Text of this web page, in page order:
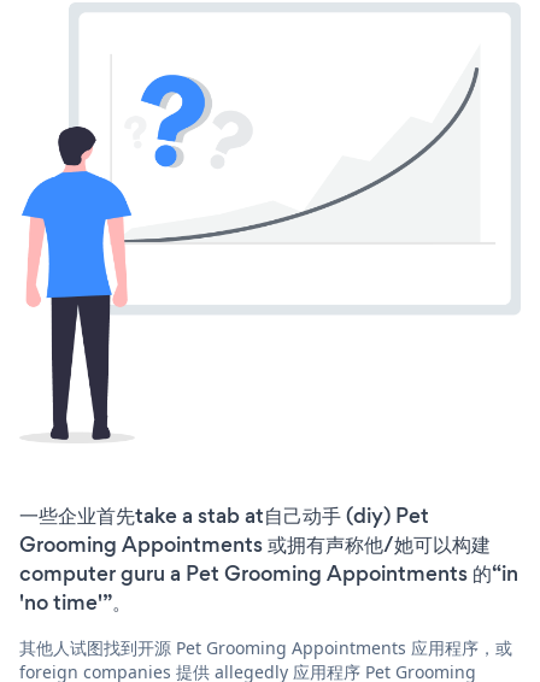
一些企业首先take a stab at自己动手 (diy) Pet
Grooming Appointments 或拥有声称他/她可以构建
computer guru a Pet Grooming Appointments 的“in
'no time'”。
其他人试图找到开源 Pet Grooming Appointments 应用程序，或
foreign companies 提供 allegedly 应用程序 Pet Grooming